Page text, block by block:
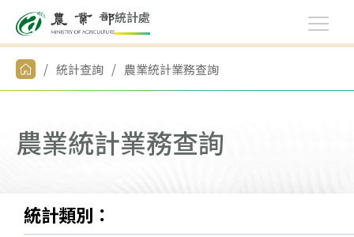
統計處
統計查詢 農業統計業務查詢
農業統計業務查詢
統計類別：